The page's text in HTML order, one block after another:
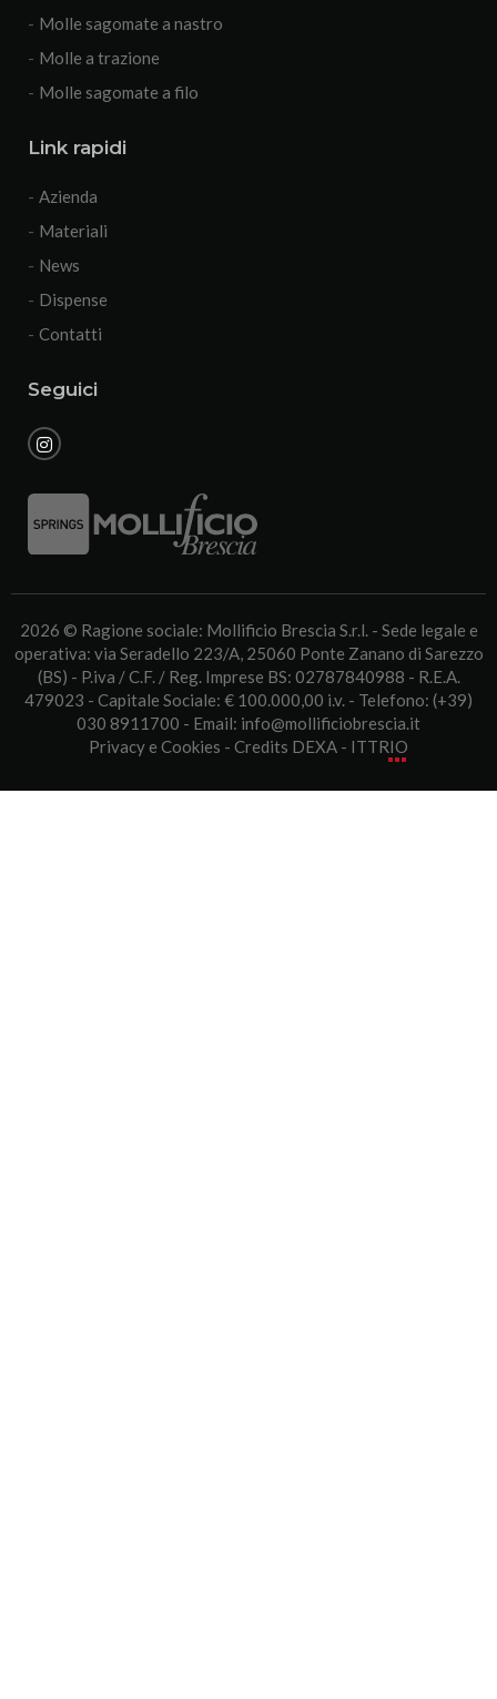
Molle sagomate a nastro
Molle a trazione
Molle sagomate a filo
Link rapidi
Azienda
Materiali
News
Dispense
Contatti
Seguici
2026 © Ragione sociale: Mollificio Brescia S.r.l. - Sede legale e
operativa: via Seradello 223/A, 25060 Ponte Zanano di Sarezzo
(BS) - P.iva / C.F. / Reg. Imprese BS: 02787840988 - R.E.A.
479023 - Capitale Sociale: € 100.000,00 i.v. - Telefono: (+39)
030 8911700 - Email: info@mollificiobrescia.it
Privacy e Cookies - Credits DEXA - ITTRIO